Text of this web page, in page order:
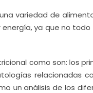
variedad de
ya que no todo
como son: los
relacionadas
un análisis de los